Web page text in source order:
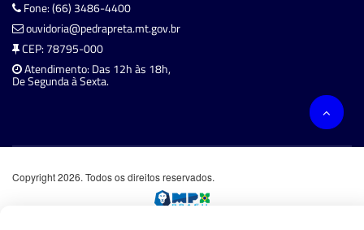
Fone: (66) 3486-4400
ouvidoria@pedrapreta.mt.gov.br
CEP: 78795-000
Atendimento: Das 12h às 18h,
De Segunda à Sexta.
Copyright 2026. Todos os direitos reservados.